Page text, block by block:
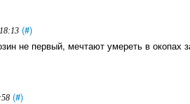
(#)
не первый, мечтают умереть в
(#)